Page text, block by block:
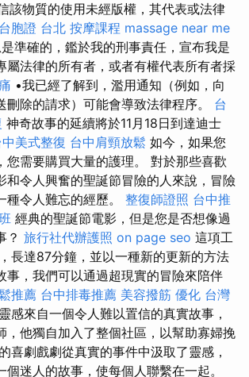
該物質的使用未經版權，其代表或法律
台胞證 台北 按摩課程 massage near me
準確的，鑑於我的刑事責任，宣布我是
屬法律的所有者，或者有權代表所有者採
•我已經了解到，濫用通知（例如，向
刪除的請求）可能會導致法律程序。 台
神奇故事的延續將於11月18日到達迪士
中美式整復 台中肩頸放鬆 如今，如果您
您需要購買大量的護理。 對於那些喜歡
和令人興奮的聖誕節冒險的人來說，冒險
種令人難忘的經歷。 整復師證照 台中推
經典的聖誕節電影，但是您是否想像過
？ 旅行社代辦護照 on page seo 這項工
長達87分鐘，並以一種新的更新的方法
事，我們可以通過超現實的冒險來陪伴
推薦 台中排毒推薦 美容撥筋 優化 台灣
感來自一個令人難以置信的真實故事，
，他獨自加入了整個社區，以幫助寡婦挽
喜劇戲劇從真實的事件中汲取了靈感，
個迷人的故事，使每個人聯繫在一起。